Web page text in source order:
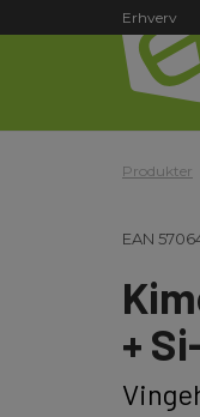
Erhverv
Produkter
EAN
+